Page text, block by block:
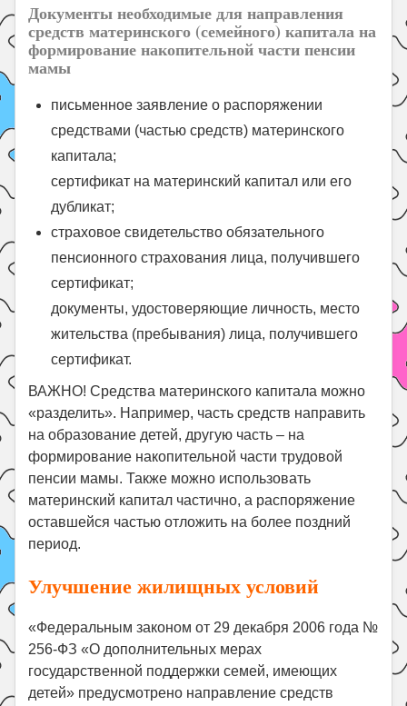
Документы необходимые для направления
средств материнского (семейного) капитала на
формирование накопительной части пенсии
мамы
письменное заявление о распоряжении
средствами (частью средств) материнского
капитала;
сертификат на материнский капитал или его
дубликат;
страховое свидетельство обязательного
пенсионного страхования лица, получившего
сертификат;
документы, удостоверяющие личность, место
жительства (пребывания) лица, получившего
сертификат.
ВАЖНО! Средства материнского капитала можно
«разделить». Например, часть средств направить
на образование детей, другую часть – на
формирование накопительной части трудовой
пенсии мамы. Также можно использовать
материнский капитал частично, а распоряжение
оставшейся частью отложить на более поздний
период.
Улучшение жилищных условий
«Федеральным законом от 29 декабря 2006 года №
256-ФЗ «О дополнительных мерах
государственной поддержки семей, имеющих
детей» предусмотрено направление средств